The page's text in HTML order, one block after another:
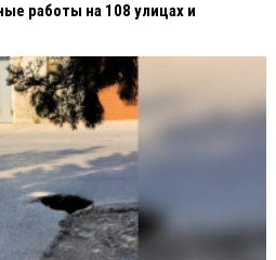
работы на 108 улицах и